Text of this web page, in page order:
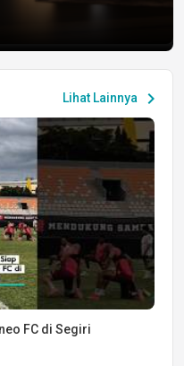
Lihat Lainnya chevron_right
FC di Segiri